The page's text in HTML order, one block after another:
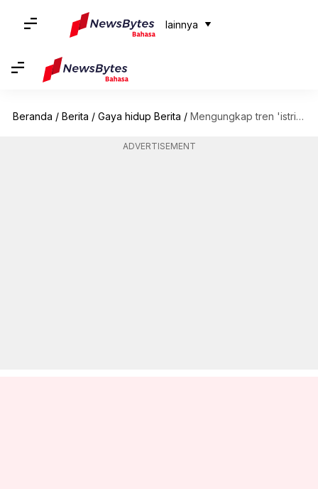
lainnya
Beranda / Berita / Gaya hidup Berita / Mengungkap tren 'istri mafia' di TikTok yang viral
ADVERTISEMENT